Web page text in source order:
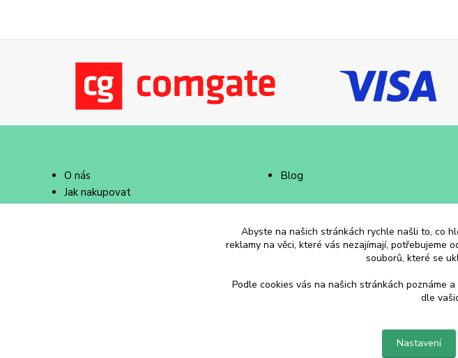
O nás
Jak nakupovat
Doprava a platba
Blog
Abyste na našich stránkách rychle našli to, co
reklamy na věci, které vás nezajímají, potřebujeme
souborů, které se
Podle cookies vás na našich stránkách poznáme
dle
Nastavení